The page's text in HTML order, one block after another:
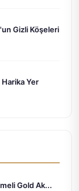
Gizli Köşeleri
Yer
Gold Ak...